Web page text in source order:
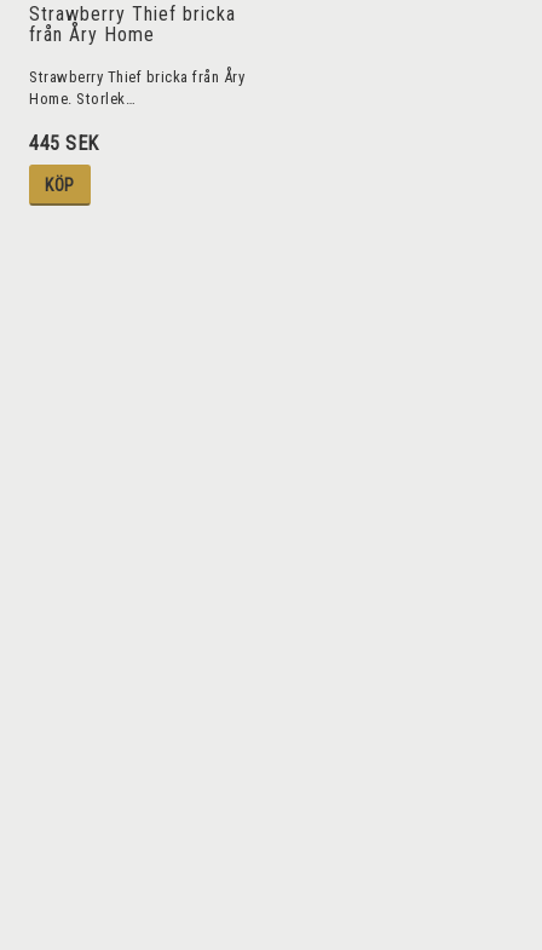
Strawberry Thief bricka
från Åry Home
Strawberry Thief bricka från Åry
Home. Storlek…
445 SEK
KÖP